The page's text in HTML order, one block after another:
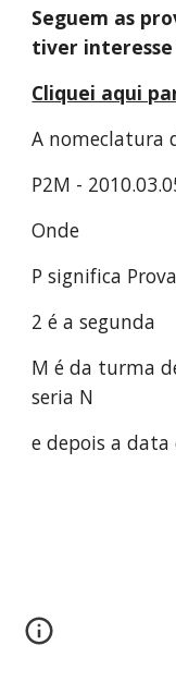
Seguem as
tiver
Cliquei aqui
A nomeclatura
P2M -
Onde
P significa Prova
2 é a segunda
M é da turma
seria N
e depois a